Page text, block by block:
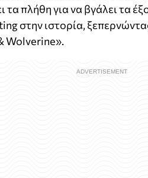
τα πλήθη για να βγάλει τα
στην ιστορία,
Wolverine».